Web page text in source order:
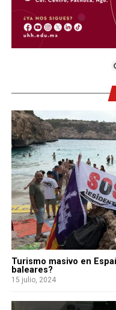
Turismo masivo en
baleares?
15 julio, 2024